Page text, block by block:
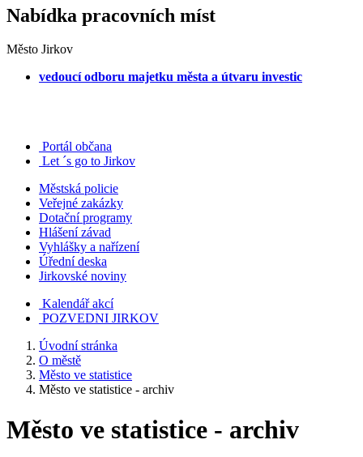
Nabídka pracovních míst
Město Jirkov
vedoucí odboru majetku města a útvaru investic
Portál občana
Let ´s go to Jirkov
Městská policie
Veřejné zakázky
Dotační programy
Hlášení závad
Vyhlášky a nařízení
Úřední deska
Jirkovské noviny
Kalendář akcí
POZVEDNI JIRKOV
Úvodní stránka
O městě
Město ve statistice
Město ve statistice - archiv
Město ve statistice - archiv